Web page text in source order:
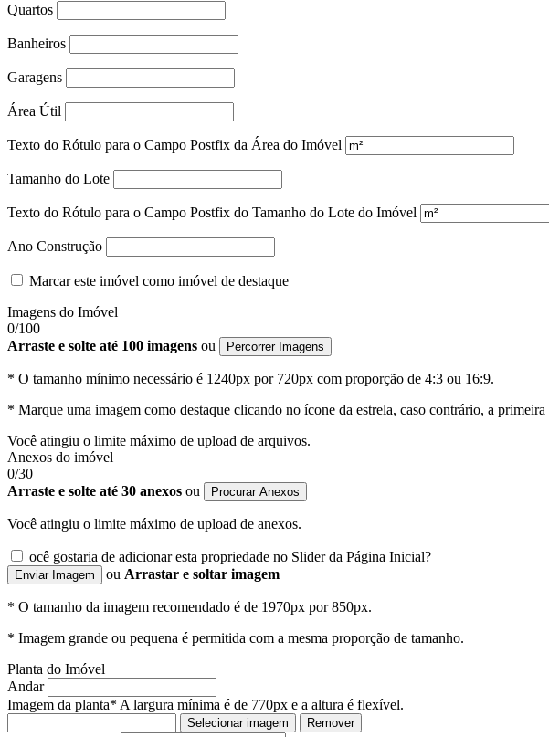
Quartos
Banheiros
Garagens
Área Útil
Texto do Rótulo para o Campo Postfix da Área do Imóvel
Tamanho do Lote
Texto do Rótulo para o Campo Postfix do Tamanho do Lote do Imóvel
Ano Construção
Marcar este imóvel como imóvel de destaque
Imagens do Imóvel
0/100
Arraste e solte até 100 imagens ou Percorrer Imagens
* O tamanho mínimo necessário é 1240px por 720px com proporção de 4:3 ou 16:9.
* Marque uma imagem como destaque clicando no ícone da estrela, caso contrário, a
Você atingiu o limite máximo de upload de arquivos.
Anexos do imóvel
0/30
Arraste e solte até 30 anexos ou Procurar Anexos
Você atingiu o limite máximo de upload de anexos.
ocê gostaria de adicionar esta propriedade no Slider da Página Inicial?
Enviar Imagem ou Arrastar e soltar imagem
* O tamanho da imagem recomendado é de 1970px por 850px.
* Imagem grande ou pequena é permitida com a mesma proporção de tamanho.
Planta do Imóvel
Andar
Imagem da planta* A largura mínima é de 770px e a altura é flexível.
Selecionar imagem Remover